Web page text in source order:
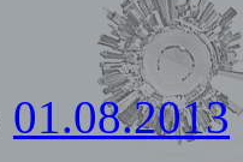
01.08.2013